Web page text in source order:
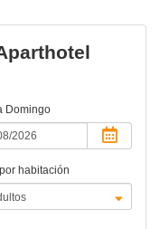
Domingo
habitación